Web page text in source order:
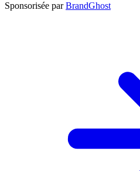
Sponsorisée par BrandGhost